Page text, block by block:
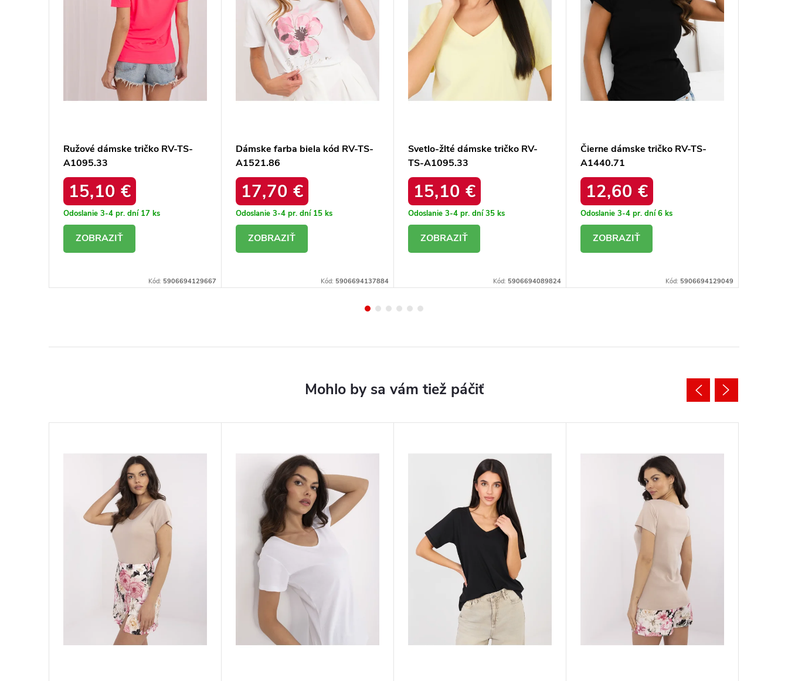
Ružové dámske tričko RV-TS-
A1095.33
15,10 €
Odoslanie 3-4 pr. dní 17 ks
Kód: 5906694129667
Dámske farba biela kód RV-TS-
A1521.86
17,70 €
Odoslanie 3-4 pr. dní 15 ks
Kód: 5906694137884
Svetlo-žlté dámske tričko RV-
TS-A1095.33
15,10 €
Odoslanie 3-4 pr. dní35 ks
Kód: 5906694089824
Čierne dámske tričko RV-TS-
A1440.71
12,60 €
Odoslanie 3-4 pr. dní6 ks
Kód: 5906694129049